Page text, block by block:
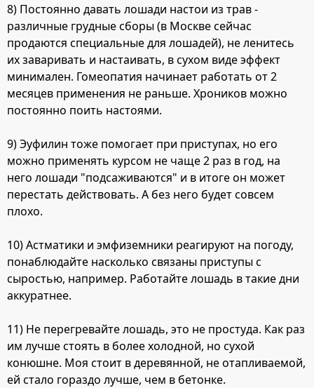
8) Постоянно давать лошади настои из трав -
различные грудные сборы (в Москве сейчас
продаются специальные для лошадей), не ленитесь
их заваривать и настаивать, в сухом виде эффект
минимален. Гомеопатия начинает работать от 2
месяцев применения не раньше. Хроников можно
постоянно поить настоями.
9) Эуфилин тоже помогает при приступах, но его
можно применять курсом не чаще 2 раз в год, на
него лошади "подсаживаются" и в итоге он может
перестать действовать. А без него будет совсем
плохо.
10) Астматики и эмфиземники реагируют на погоду,
понаблюдайте насколько связаны приступы с
сыростью, например. Работайте лошадь в такие дни
аккуратнее.
11) Не перегревайте лошадь, это не простуда. Как раз
им лучше стоять в более холодной, но сухой
конюшне. Моя стоит в деревянной, не отапливаемой,
ей стало гораздо лучше, чем в бетонке.